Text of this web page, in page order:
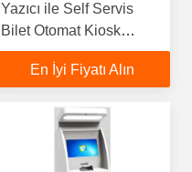
Yazıcı ile Self Servis
Bilet Otomat Kiosk
Makinesi
En İyi Fiyatı Alın